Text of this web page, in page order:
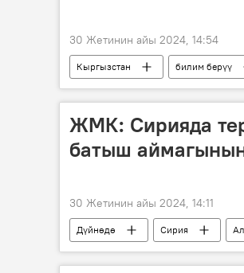
30 Жетинин айы 2024, 14:54
Кыргызстан билим берүү
ЖМК: Сирияда
батыш
30 Жетинин айы 2024, 14:11
Дүйнөдө Сирия
курал